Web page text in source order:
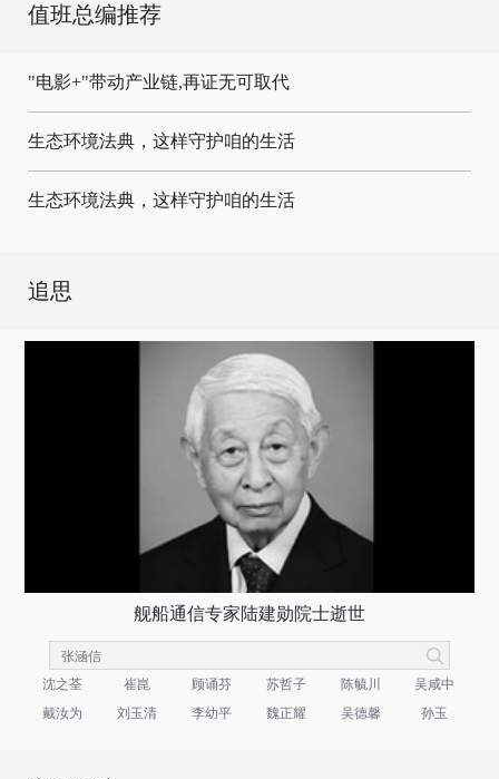
值班总编推荐
"电影+"带动产业链,再证无可取代
生态环境法典，这样守护咱的生活
生态环境法典，这样守护咱的生活
追思
舰船通信专家陆建勋院士逝世
沈之荃 崔崑 顾诵芬 苏哲子 陈毓川
吴咸中
戴汝为
刘玉清 李幼平 魏正耀 吴德馨 孙玉